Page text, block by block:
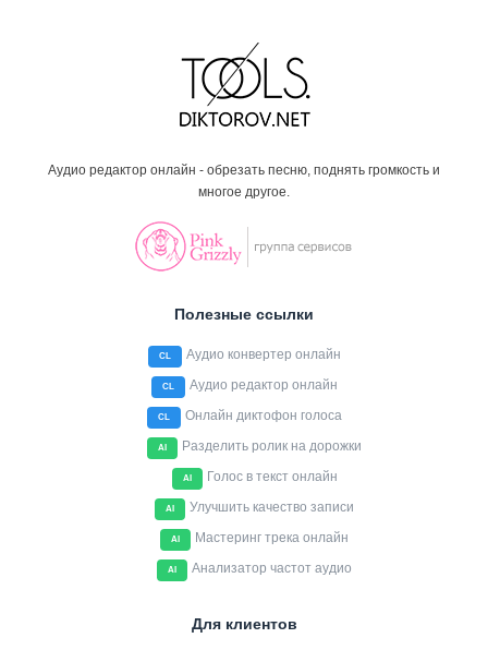
Аудио редактор онлайн - обрезать песню, поднять громкость и
многое другое.
Полезные ссылки
CL Аудио конвертер онлайн
CL Аудио редактор онлайн
CL Онлайн диктофон голоса
AI Разделить ролик на дорожки
AI Голос в текст онлайн
AI Улучшить качество записи
AI Мастеринг трека онлайн
AI Анализатор частот аудио
Для клиентов